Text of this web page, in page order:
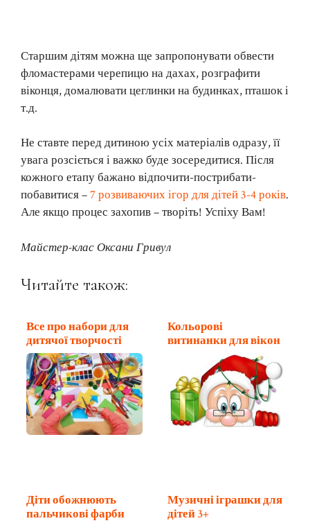
Старшим дітям можна ще запропонувати обвести
фломастерами черепицю на дахах, розграфити
віконця, домалювати цеглинки на будинках, пташок і
т.д.
Не ставте перед дитиною усіх матеріалів одразу, її
увага розсіється і важко буде зосередитися. Після
кожного етапу бажано відпочити-пострибати-
побавитися –7 розвиваючих ігор для дітей 3-4 років.
Але якщо процес захопив – творіть! Успіху Вам!
Майстер-клас Оксани Гривул
Читайте також:
Все про набори для
дитячої творчості
Кольорові
витинанки для вікон
Діти обожнюють
пальчикові фарби
Музичні іграшки для
дітей 3+